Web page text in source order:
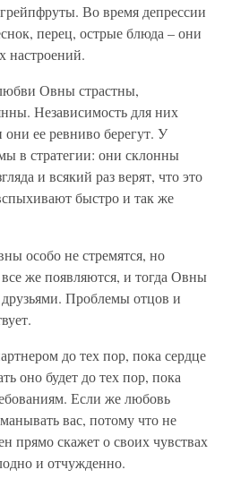
Во время депрессии
перец, острые блюда – они
настроений.
Овны страстны,
Независимость для них
они ее ревниво берегут. У
в стратегии: они склонны
и всякий раз верят, что это
быстро и так же
особо не стремятся, но
же появляются, и тогда Овны
Проблемы отцов и
до тех пор, пока сердце
оно будет до тех пор, пока
Если же любовь
вас, потому что не
прямо скажет о своих чувствах
и отчужденно.